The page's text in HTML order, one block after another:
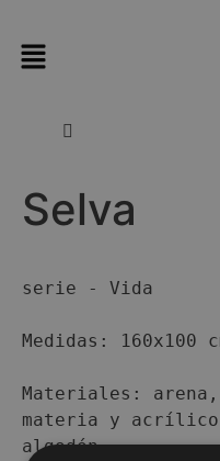
Selva
serie - Vida
Medidas: 160x100
Materiales:
materia y
algodón